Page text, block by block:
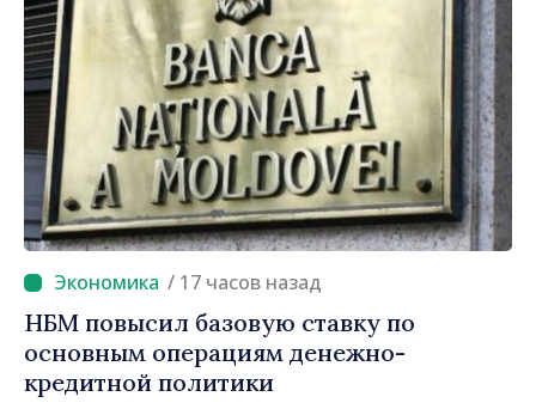
/ 17 часов назад
НБМ повысил базовую ставку по
основным операциям денежно-
кредитной политики